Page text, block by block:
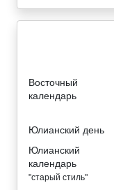
Восточный
календарь
Юлианский день
Юлианский
календарь
"старый стиль"